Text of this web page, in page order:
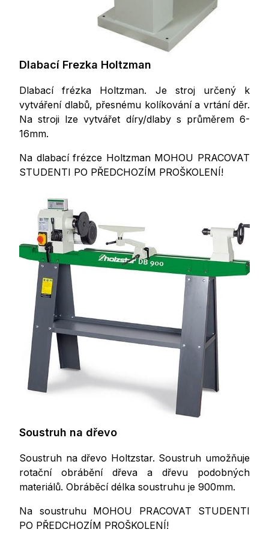
Dlabací Frezka Holtzman
Dlabací frézka Holtzman. Je stroj určený k
vytváření dlabů, přesnému kolíkování a vrtání děr.
Na stroji lze vytvářet díry/dlaby s průměrem 6-
16mm.
Na dlabací frézce Holtzman MOHOU PRACOVAT
STUDENTI PO PŘEDCHOZÍM PROŠKOLENÍ!
Soustruh na dřevo
Soustruh na dřevo Holtzstar. Soustruh umožňuje
rotační obrábění dřeva a dřevu podobných
materiálů. Obráběcí délka soustruhu je 900mm.
Na soustruhu MOHOU PRACOVAT STUDENTI
PO PŘEDCHOZÍM PROŠKOLENÍ!